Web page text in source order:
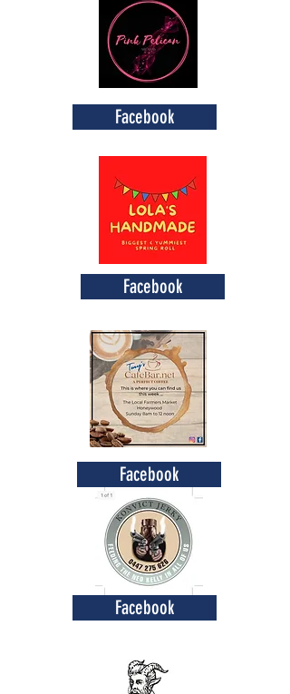
Facebook
Facebook
Facebook
Facebook